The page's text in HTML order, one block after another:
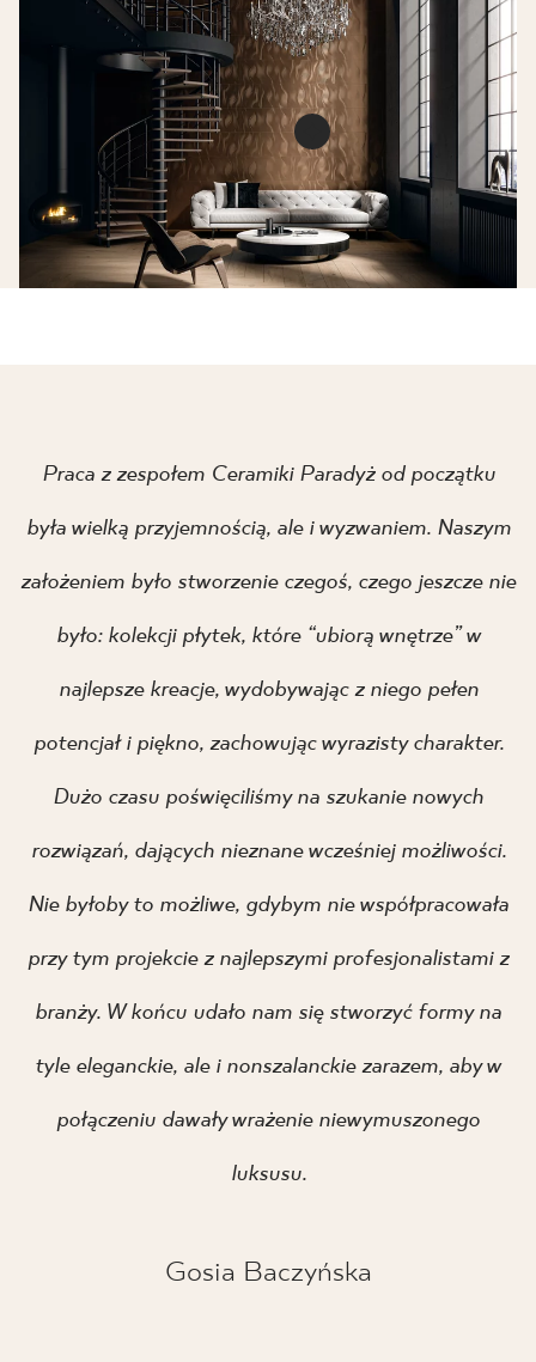
Night queen black
ściana rekt. połysk
PŁYTKA ŚCIENNA
119,8 X 39,8 CM
DEKORACJE ŚCIENNE
119,8 X 39,8 CM
Praca z zespołem Ceramiki Paradyż od początku
była wielką przyjemnością, ale i wyzwaniem. Naszym
założeniem było stworzenie czegoś, czego jeszcze nie
było: kolekcji płytek, które “ubiorą wnętrze” w
najlepsze kreacje, wydobywając z niego pełen
potencjał i piękno, zachowując wyrazisty charakter.
Dużo czasu poświęciliśmy na szukanie nowych
rozwiązań, dających nieznane wcześniej możliwości.
Nie byłoby to możliwe, gdybym nie współpracowała
przy tym projekcie z najlepszymi profesjonalistami z
branży. W końcu udało nam się stworzyć formy na
tyle eleganckie, ale i nonszalanckie zarazem, aby w
połączeniu dawały wrażenie niewymuszonego
luksusu.
Gosia Baczyńska